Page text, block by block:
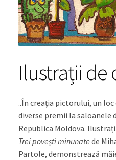
Ilustrații de
..În creația pictorului, un
diverse premii la saloanele
Republica Moldova.
Trei povești minunate de
Partole, demonstrează